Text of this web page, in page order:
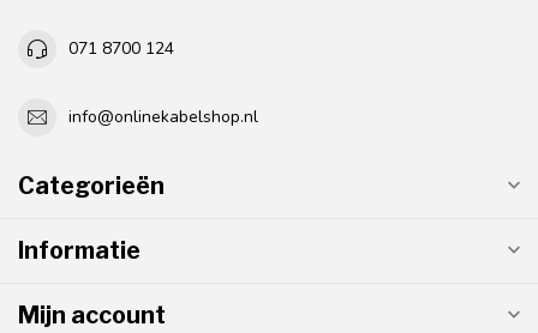
071 8700 124
info@onlinekabelshop.nl
Categorieën
Informatie
Mijn account